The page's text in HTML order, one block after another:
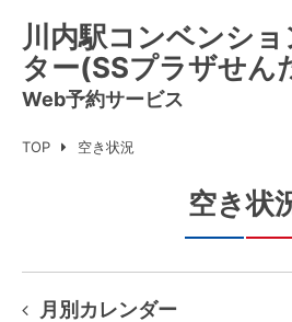
川内駅コンベンシ
ター(SSプラザせん
Web予約サービス
TOP 空き状況
空き状
月別カレンダー